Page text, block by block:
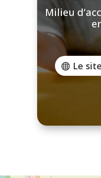
Milieu
Le